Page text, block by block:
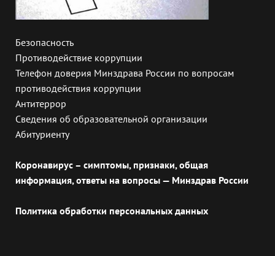
Безопасность
Противодействие коррупции
Телефон доверия Минздрава России по вопросам
противодействия коррупции
Антитеррор
Сведения об образовательной организации
Абитуриенту
Коронавирус – симптомы, признаки, общая
информация, ответы на вопросы — Минздрав России
Политика обработки персональных данных